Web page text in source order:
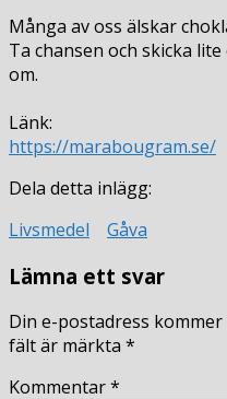
Många av oss älskar
Ta chansen och skicka
om.
Länk:
https://marabougram.se/
Dela detta inlägg:
Livsmedel
Gåva
Lämna ett svar
Din e-postadress
fält är märkta *
Kommentar*